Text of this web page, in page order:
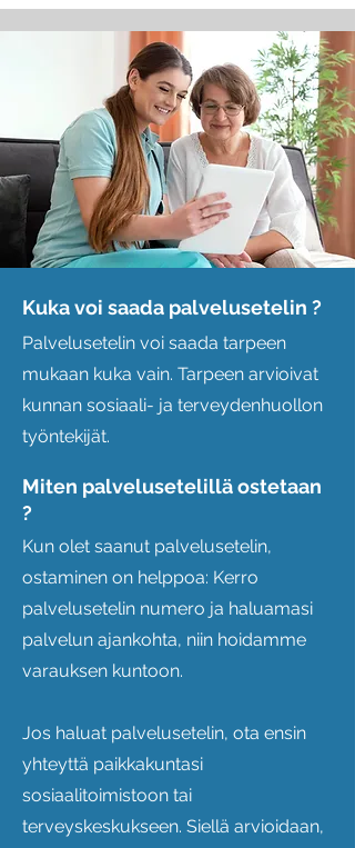
Kuka voi saada palvelusetelin ?
Palvelusetelin voi saada tarpeen
mukaan kuka vain. Tarpeen arvioivat
kunnan sosiaali- ja terveydenhuollon
työntekijät.
Miten palvelusetelillä ostetaan
?
Kun olet saanut palvelusetelin,
ostaminen on helppoa: Kerro
palvelusetelin numero ja haluamasi
palvelun ajankohta, niin hoidamme
varauksen kuntoon.
Jos haluat palvelusetelin, ota ensin
yhteyttä paikkakuntasi
sosiaalitoimistoon tai
terveyskeskukseen. Siellä arvioidaan,